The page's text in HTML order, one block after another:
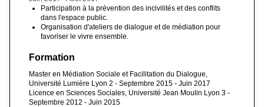
Participation à la prévention des incivilités et des conflits
dans l'espace public.
Organisation d'ateliers de dialogue et de médiation pour
favoriser le vivre ensemble.
Formation
Master en Médiation Sociale et Facilitation du Dialogue,
Université Lumière Lyon 2 - Septembre 2015 - Juin 2017
Licence en Sciences Sociales, Université Jean Moulin Lyon 3 -
Septembre 2012 - Juin 2015